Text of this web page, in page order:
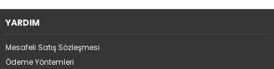
YARDIM
Mesafeli Satış Sözleşmesi
Ödeme Yöntemleri